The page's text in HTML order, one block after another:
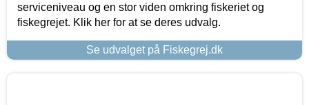
serviceniveau og en stor viden omkring fiskeriet og
fiskegrejet. Klik her for at se deres udvalg.
Se udvalget på Fiskegrej.dk